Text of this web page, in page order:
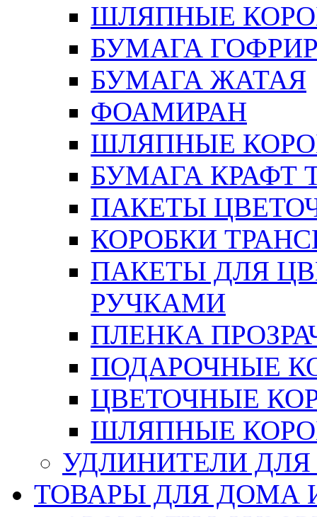
ШЛЯПНЫЕ
БУМАГА
БУМАГА ЖАТАЯ
ФОАМИРАН
ШЛЯПНЫЕ
БУМАГА КРАФТ
ПАКЕТЫ
КОРОБКИ
ПАКЕТЫ ДЛЯ
РУЧКАМИ
ПЛЕНКА
ПОДАРОЧНЫЕ
ЦВЕТОЧНЫЕ
ШЛЯПНЫЕ
УДЛИНИТЕЛИ
ТОВАРЫ ДЛЯ ДОМА